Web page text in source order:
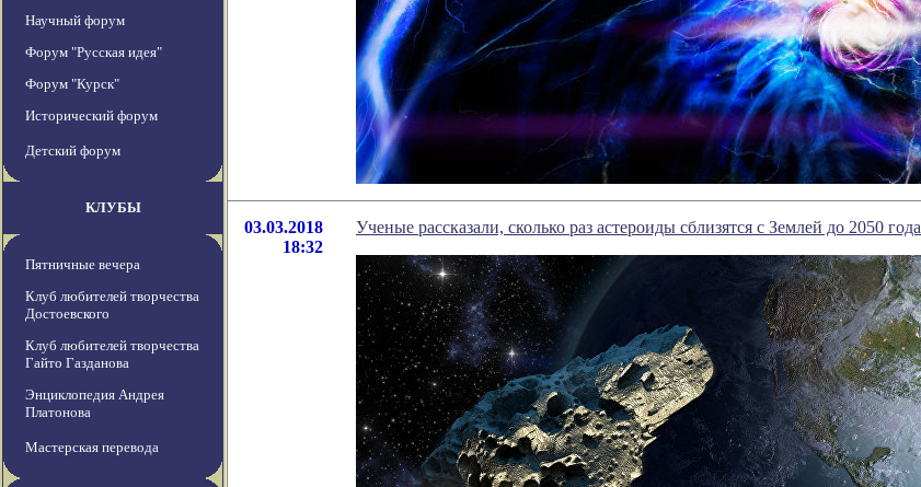
Научный форум
Форум "Русская идея"
Форум "Курск"
Исторический форум
Детский форум
КЛУБЫ
Пятничные вечера
Клуб любителей творчества
Достоевского
Клуб любителей творчества
Гайто Газданова
Энциклопедия Андрея
Платонова
Мастерская перевода
03.03.2018
18:32
Ученые рассказали, сколько раз астероиды сблизятся с Землей до 2050 года